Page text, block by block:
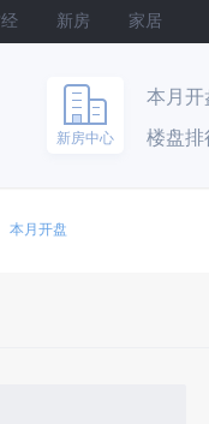
新房 家居
新房中心
本月开
楼盘排
本月开盘